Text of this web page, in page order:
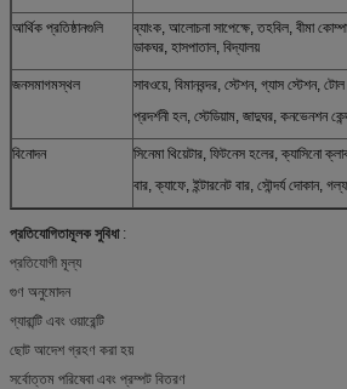
আর্থিক প্রতিষ্ঠানগুলি
ব্যাংক, আলোচনা সাপেক্ষে, তহবিল, বীমা
ডাকঘর, হাসপাতাল, বিদ্যালয়
জনসমাগমস্থল
সাবওয়ে, বিমানবন্দর, স্টেশন, গ্যাস স্টেশন,
প্রদর্শনী হল, স্টেডিয়াম, জাদুঘর, কনভেনশন
বিনোদন
সিনেমা থিয়েটার, ফিটনেস হলের, ক্যাসিনো
বার, ক্যাফে, ইন্টারনেট বার, সৌন্দর্য দোকান,
প্রতিযোগিতামূলক সুবিধা:
প্রতিযোগী মূল্য
গুণ অনুমোদন
গ্যারান্টি এবং ওয়ারেন্টি
ছোট আদেশ গ্রহণ করা হয়
সর্বোত্তম পরিষেবা এবং প্রম্পট বিতরণ